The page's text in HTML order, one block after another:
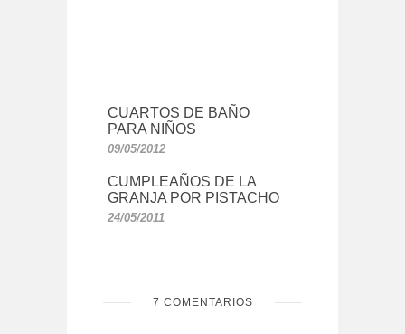
CUARTOS DE BAÑO
PARA NIÑOS
09/05/2012
CUMPLEAÑOS DE LA
GRANJA POR PISTACHO
24/05/2011
7 COMENTARIOS